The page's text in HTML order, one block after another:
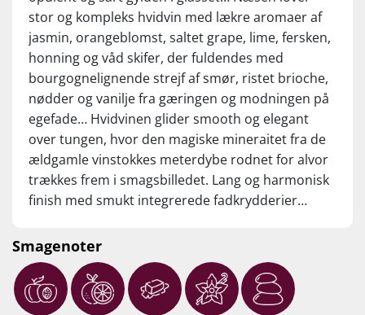
Nyd den til stegte eller grillede fisk og skaldyr, tapas, sushi,
fjerkræ og nøddeagtige oste.
stor og kompleks hvidvin med lækre aromaer af
jasmin, orangeblomst, saltet grape, lime, fersken,
honning og våd skifer, der fuldendes med
bourgognelignende strejf af smør, ristet brioche,
nødder og vanilje fra gæringen og modningen på
egefade… Hvidvinen glider smooth og elegant
over tungen, hvor den magiske mineraitet fra de
ældgamle vinstokkes meterdybe rodnet for alvor
trækkes frem i smagsbilledet. Lang og harmonisk
finish med smukt integrerede fadkrydderier…
kostbart! Drik nu, eller gem 6-8 år fra høståret.
Smagenoter